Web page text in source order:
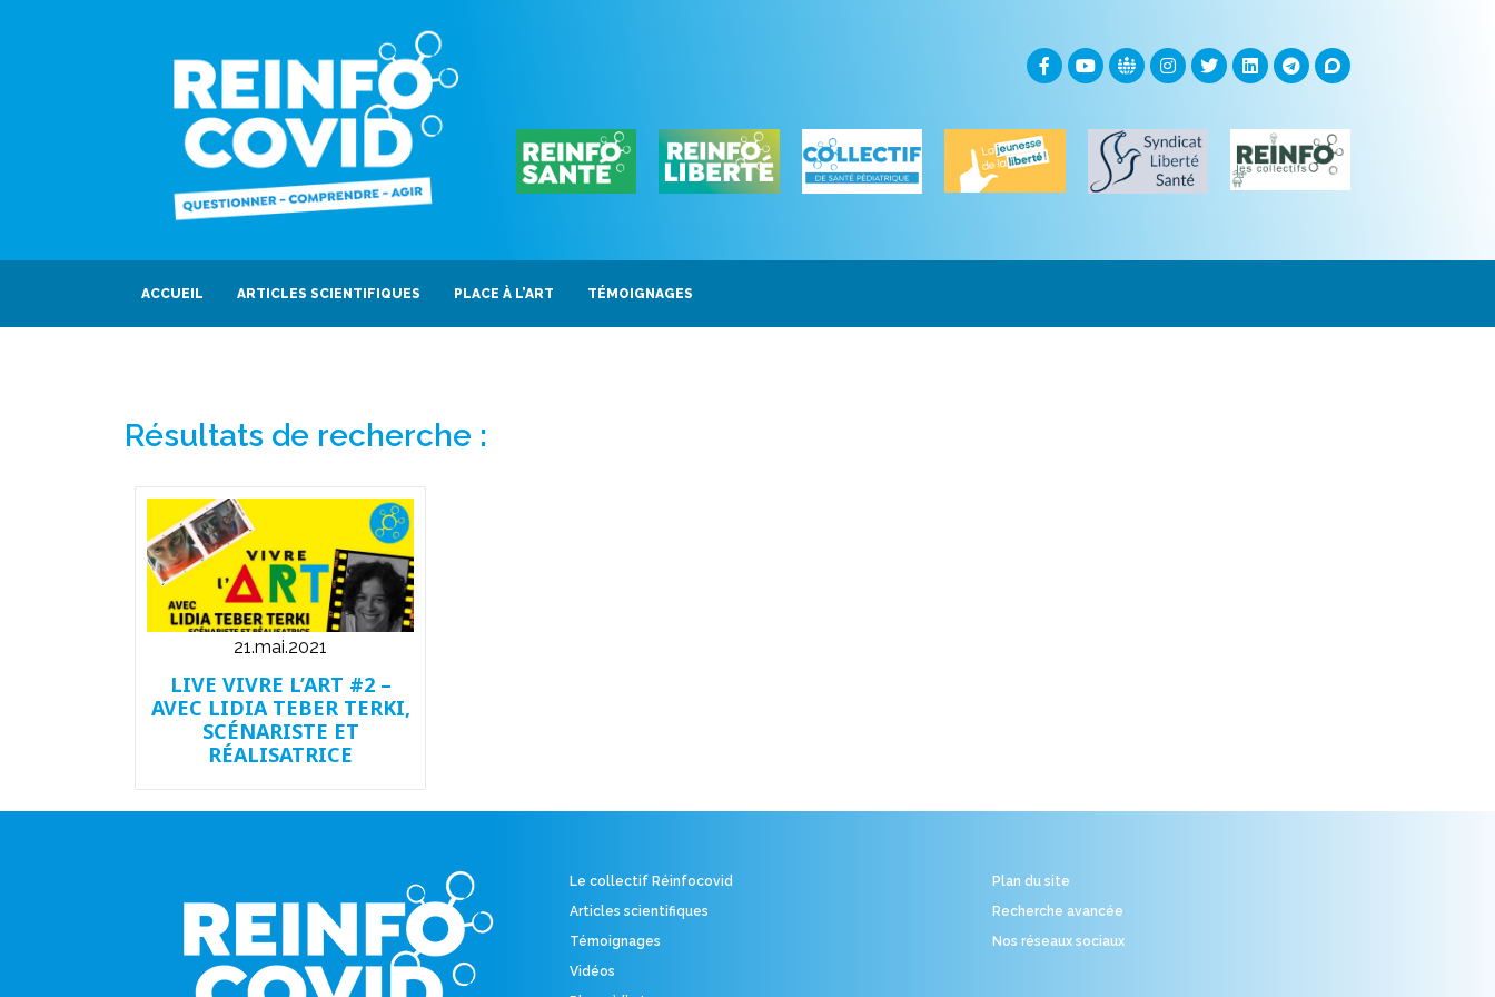
ACCUEIL ARTICLES SCIENTIFIQUES PLACE À L’ART TÉMOIGNAGES
Résultats de recherche :
21.mai.2021
LIVE VIVRE L’ART #2 –
AVEC LIDIA TEBER TERKI,
SCÉNARISTE ET
RÉALISATRICE
Le collectif Réinfocovid
Articles scientifiques
Témoignages
Vidéos
Plan du site
Recherche avancée
Nos réseaux sociaux